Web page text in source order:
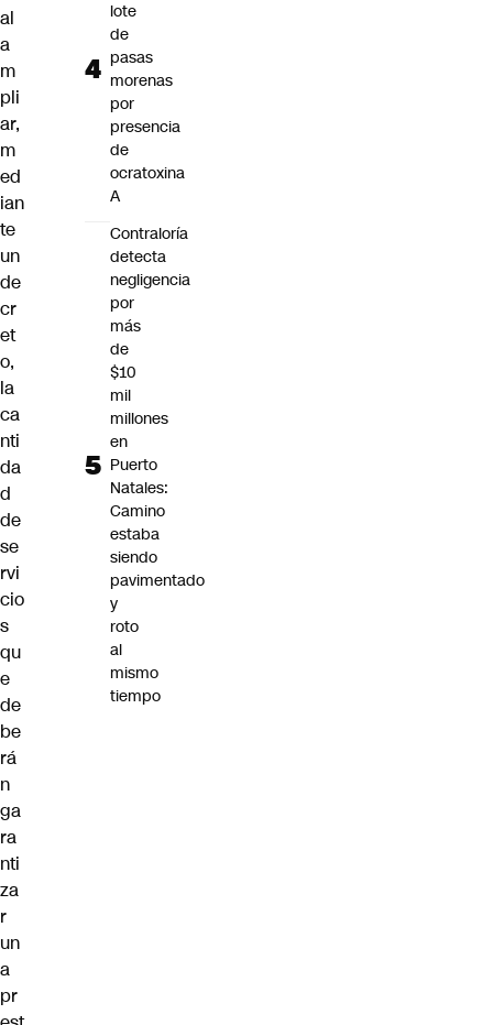
al
a
m
pli
ar,
m
ed
ian
te
un
de
cr
et
o,
la
ca
nti
da
d
de
se
rvi
cio
s
qu
e
de
be
rá
n
ga
ra
nti
za
r
un
a
pr
lote
de
pasas
morenas
por
presencia
de
ocratoxina
A
Contraloría
detecta
negligencia
por
más
de
$10
mil
millones
en
Puerto
Natales:
Camino
estaba
siendo
pavimentado
y
roto
al
mismo
tiempo